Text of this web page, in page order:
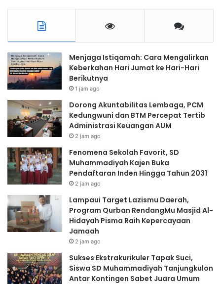
Menjaga Istiqamah: Cara Mengalirkan
Keberkahan Hari Jumat ke Hari-Hari
Berikutnya
1 jam ago
Dorong Akuntabilitas Lembaga, PCM
Kedungwuni dan BTM Percepat Tertib
Administrasi Keuangan AUM
2 jam ago
Fenomena Sekolah Favorit, SD
Muhammadiyah Kajen Buka
Pendaftaran Inden Hingga Tahun 2031
2 jam ago
Lampaui Target Lazismu Daerah,
Program Qurban RendangMu Masjid Al-
Hidayah Pisma Raih Kepercayaan
Jamaah
2 jam ago
Sukses Ekstrakurikuler Tapak Suci,
Siswa SD Muhammadiyah Tanjungkulon
Antar Kontingen Sabet Juara Umum